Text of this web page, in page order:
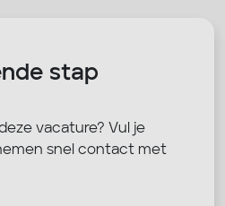
stap
vacature? Vul je
snel contact met